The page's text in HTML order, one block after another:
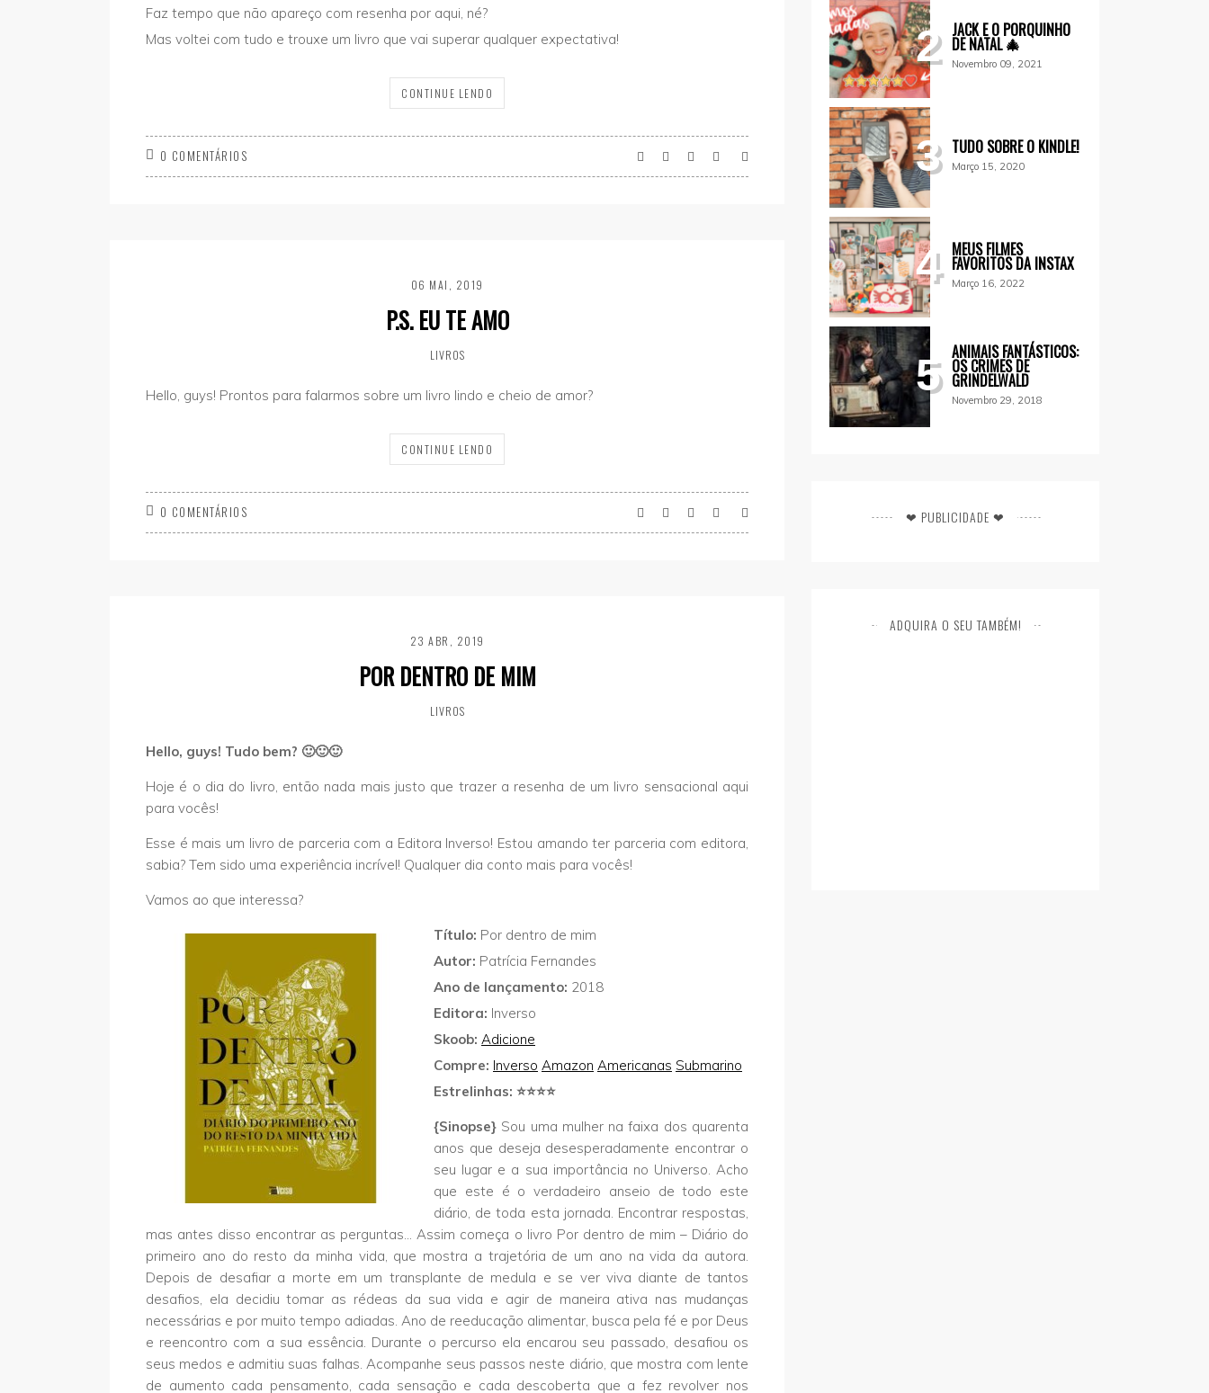
Faz tempo que não apareço com resenha por aqui, né?
Mas voltei com tudo e trouxe um livro que vai superar qualquer expectativa!
CONTINUE LENDO
0 COMENTÁRIOS
06 MAI, 2019
P.S. EU TE AMO
LIVROS
Hello, guys! Prontos para falarmos sobre um livro lindo e cheio de amor?
CONTINUE LENDO
0 COMENTÁRIOS
23 ABR, 2019
POR DENTRO DE MIM
LIVROS
Hello, guys! Tudo bem? 🙂🙂🙂
Hoje é o dia do livro, então nada mais justo que trazer a resenha de um livro sensacional aqui
para vocês!
Esse é mais um livro de parceria com a Editora Inverso! Estou amando ter parceria com editora,
sabia? Tem sido uma experiência incrível! Qualquer dia conto mais para vocês!
Vamos ao que interessa?
Título: Por dentro de mim
Autor: Patrícia Fernandes
Ano de lançamento: 2018
Editora: Inverso
Skoob: Adicione
Compre: Inverso Amazon Americanas Submarino
Estrelinhas: ⭐⭐⭐⭐
{Sinopse} Sou uma mulher na faixa dos quarenta
anos que deseja desesperadamente encontrar o
seu lugar e a sua importância no Universo. Acho
que este é o verdadeiro anseio de todo este
diário, de toda esta jornada. Encontrar respostas,
mas antes disso encontrar as perguntas… Assim começa o livro Por dentro de mim – Diário do
primeiro ano do resto da minha vida, que mostra a trajetória de um ano na vida da autora.
Depois de desafiar a morte em um transplante de medula e se ver viva diante de tantos
desafios, ela decidiu tomar as rédeas da sua vida e agir de maneira ativa nas mudanças
necessárias e por muito tempo adiadas. Ano de reeducação alimentar, busca pela fé e por Deus
e reencontro com a sua essência. Durante o percurso ela encarou seu passado, desafiou os
seus medos e admitiu suas falhas. Acompanhe seus passos neste diário, que mostra com lente
de aumento cada pensamento, cada sensação e cada descoberta que a fez revolver nos
2 JACK E O PORQUINHO
DE NATAL 🎄
Novembro 09, 2021
3 TUDO SOBRE O KINDLE!
Março 15, 2020
4 MEUS FILMES
FAVORITOS DA INSTAX
Março 16, 2022
5 ANIMAIS FANTÁSTICOS:
OS CRIMES DE
GRINDELWALD
Novembro 29, 2018
❤ PUBLICIDADE ❤
ADQUIRA O SEU TAMBÉM!